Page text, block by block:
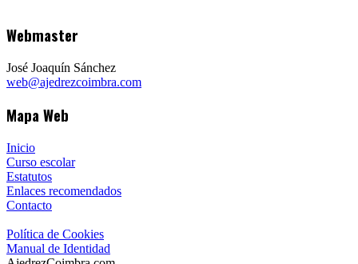
Webmaster
José Joaquín Sánchez
web@ajedrezcoimbra.com
Mapa Web
Inicio
Curso escolar
Estatutos
Enlaces recomendados
Contacto
Política de Cookies
Manual de Identidad